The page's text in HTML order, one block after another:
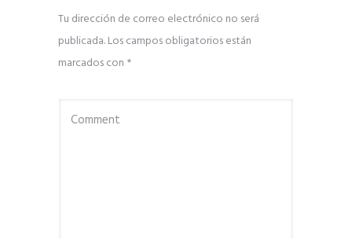
Tu dirección de correo electrónico no será
publicada.Los campos obligatorios están
marcados con *